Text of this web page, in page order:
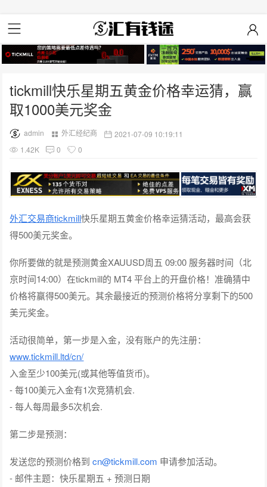
tickmill快乐星期五黄金价格幸运猜，赢
取1000美元奖金
admin 外汇经纪商
2021-07-09 10:19:11
1.42K
0 0
外汇交易商tickmill快乐星期五黄金价格幸运猜活动，最高会获
得500美元奖金。
你所要做的就是预测黄金XAUUSD周五 09:00 服务器时间（北
京时间14:00）在tickmill的 MT4 平台上的开盘价格！准确猜中
价格将赢得500美元。其余最接近的预测价格将分享剩下的500
美元奖金。
活动很简单，第一步是入金，没有账户的先注册：
www.tickmill.ltd/cn/
入金至少100美元(或其他等值货币)。
- 每100美元入金有1次竞猜机会.
- 每人每周最多5次机会.
第二步是预测：
发送您的预测价格到cn@tickmill.com 申请参加活动。
- 邮件主题：快乐星期五 + 预测日期